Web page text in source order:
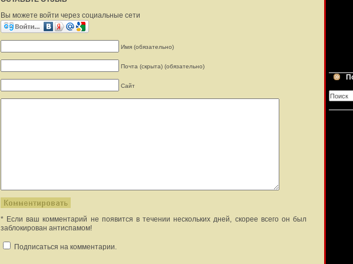
Вы можете войти через социальные сети
Имя (обязательно)
Почта (скрыта) (обязательно)
Сайт
* Если ваш комментарий не появится в течении нескольких дней, скорее всего он был
заблокирован антиспамом!
Подписаться на комментарии.